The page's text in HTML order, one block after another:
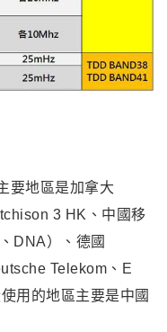
要地區是加拿大
3 HK、中國移
DNA）、德國
Telekom、E
用的地區主要是中國